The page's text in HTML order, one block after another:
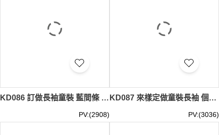
KD086 訂做長袖童裝 藍間條 假兩件套 衫底 100%棉 麻棉 台灣 童裝生產商 黑色
PV:(2908)
KD087 來樣定做童裝長袖 個性毛球 花瓣邊 花瓣袖口 花瓣衫腳 95%棉，5%氨綸 台灣 童裝生產商 粉色
PV:(3036)